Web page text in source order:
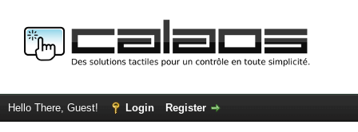
Hello There, Guest! Login Register